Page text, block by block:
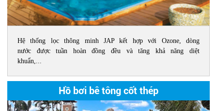
Hệ thống lọc thông minh JAP kết hợp với Ozone, dòng
nước được tuần hoàn đồng đều và tăng khả năng diệt
khuẩn,...
Hồ bơi bê tông cốt thép